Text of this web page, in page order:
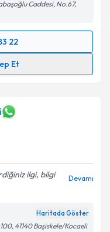
Caddesi, No.67,
22
Et
posta ile
belirtilen
ediyorum.
ilgi, bilgi
Devamı
Haritada Göster
41140 Başiskele/Kocaeli